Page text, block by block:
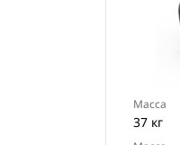
Масса
37 кг